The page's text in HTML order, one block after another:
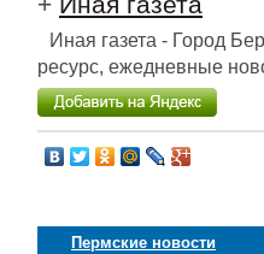
Иная газета - Город
ресурс, ежедневные
Пермские новости